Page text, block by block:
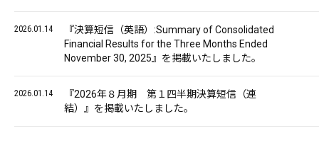
2026.01.14
『決算短信（英語）:Summary of Consolidated
Financial Results for the Three Months Ended
November 30, 2025』を掲載いたしました。
2026.01.14
『2026年８月期 第１四半期決算短信（連
結）』を掲載いたしました。